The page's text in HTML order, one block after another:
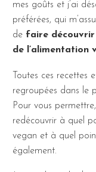
mes goûts et j’ai
préférées, qui
de faire découvrir
de l’alimentation
Toutes ces recettes
regroupées dans le
Pour vous
redécouvrir à quel
vegan et à quel
également.